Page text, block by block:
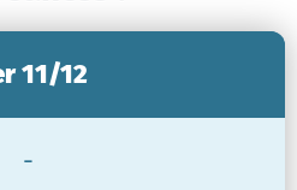
11/12
-